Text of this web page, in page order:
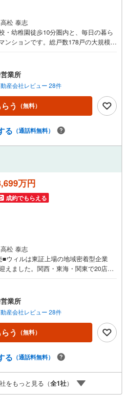
高松 泰志
・幼稚園徒歩10分圏内と、毎日の暮ら
ンションです。総戸数178戸の大規模レ
ます。お部屋は2015年築の3LDK・オー
ハウスクリーニング済み。さらに下階
め、小さなお子様のいるご家庭でも足
らしやすいのも魅力です。
業所
産会社レビュー 28件
う （無料）
る （通話料無料）
万円
成約でもらえる
高松 泰志
ウィルは東証上場の地域密着型企業
えました。関西・東海・関東で20店舗
徒歩1分の店舗には、キッズスペースや
を完備しており、お子様連れのお客様
ただけます。●平日のお住まい探しの方
内覧や契約を希望されるお客様のため
」という割引プランをご用意していま
い方へ●午前10時から午後7時まで、毎
対応いたします。また、オンライン内
業しており、当日のご内覧も承りま
いる物件以外にもご紹介可能ですの
業所
産会社レビュー 28件
う （無料）
る （通話料無料）
をもっと見る（全1社）